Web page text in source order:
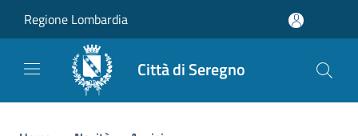
Regione Lombardia
Città di Seregno